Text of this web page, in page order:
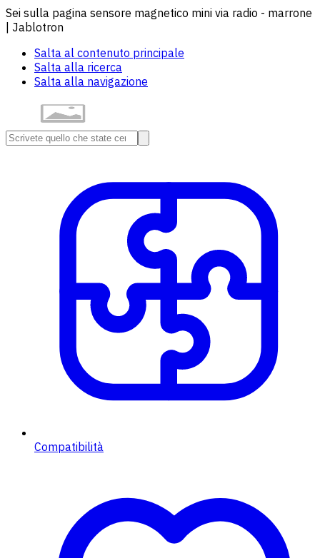
Sei sulla pagina sensore magnetico mini via radio - marrone
| Jablotron
Salta al contenuto principale
Salta alla ricerca
Salta alla navigazione
Compatibilità